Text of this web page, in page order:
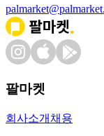
팔마켓
회사소개 채용